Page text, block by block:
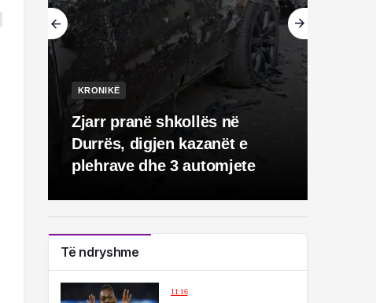
KRONIKË
Zjarr pranë shkollës në
Durrës, digjen kazanët e
plehrave dhe 3 automjete
Të ndryshme
11:16